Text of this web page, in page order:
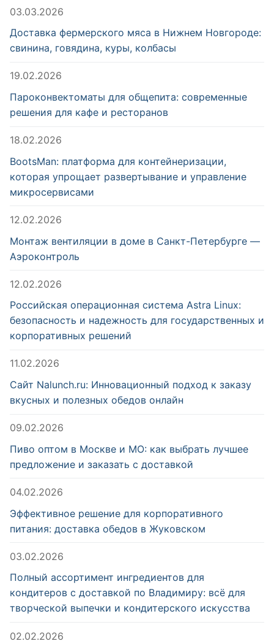
03.03.2026
Доставка фермерского мяса в Нижнем Новгороде:
свинина, говядина, куры, колбасы
19.02.2026
Пароконвектоматы для общепита: современные
решения для кафе и ресторанов
18.02.2026
BootsMan: платформа для контейнеризации,
которая упрощает развертывание и управление
микросервисами
12.02.2026
Монтаж вентиляции в доме в Санкт-Петербурге —
Аэроконтроль
12.02.2026
Российская операционная система Astra Linux:
безопасность и надежность для государственных и
корпоративных решений
11.02.2026
Сайт Nalunch.ru: Инновационный подход к заказу
вкусных и полезных обедов онлайн
09.02.2026
Пиво оптом в Москве и МО: как выбрать лучшее
предложение и заказать с доставкой
04.02.2026
Эффективное решение для корпоративного
питания: доставка обедов в Жуковском
03.02.2026
Полный ассортимент ингредиентов для
кондитеров с доставкой по Владимиру: всё для
творческой выпечки и кондитерского искусства
02.02.2026